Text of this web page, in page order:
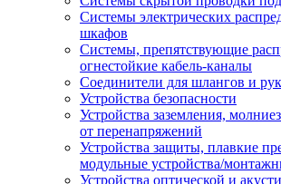
Системы электрических
шкафов
Системы, препятствующие
огнестойкие кабель-каналы
Соединители для шлангов и
Устройства безопасности
Устройства заземления,
от перенапряжений
Устройства защиты, плавкие
модульные устройства/
Устройства оптической и